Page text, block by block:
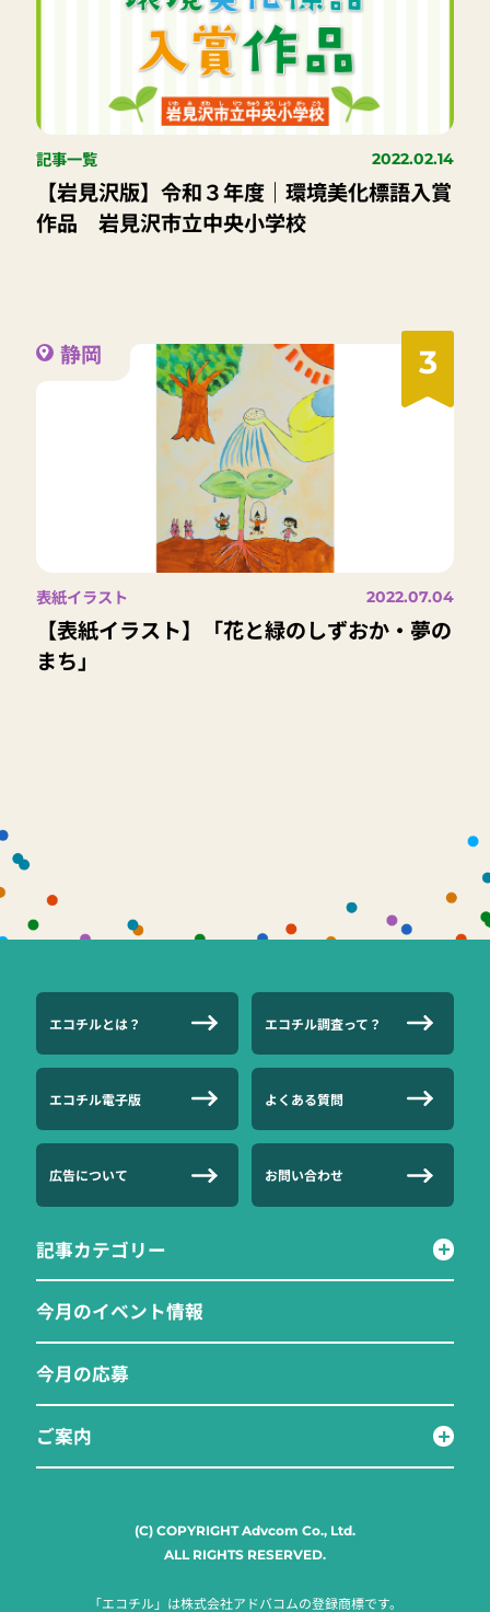
記事一覧 2022.02.14
【岩見沢版】令和３年度｜環境美化標語入賞
作品 岩見沢市立中央小学校
3
静岡
表紙イラスト 2022.07.04
【表紙イラスト】「花と緑のしずおか・夢の
まち」
エコチルとは？ エコチル調査って？
エコチル電子版 よくある質問
広告について お問い合わせ
記事カテゴリー
今月のイベント情報
今月の応募
ご案内
(C) COPYRIGHT Advcom Co., Ltd.
ALL RIGHTS RESERVED.
「エコチル」は株式会社アドバコムの登録商標です。